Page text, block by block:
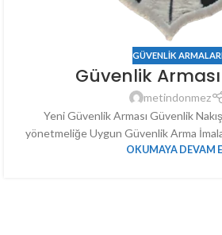
GÜVENLIK
Güvenlik
metindonmez
Yeni Güvenlik Arması Güvenlik
yönetmeliğe Uygun Güvenlik Arma
OKUMAYA DEVAM